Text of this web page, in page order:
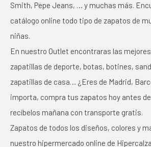
Smith, Pepe Jeans, … y muchas más.
catálogo online todo tipo de zapatos de
niñas.
En nuestro Outlet encontraras las
zapatillas de deporte, botas, botines,
zapatillas de casa… ¿Eres de Madrid,
importa, compra tus zapatos hoy antes
recíbelos mañana con transporte gratis.
Zapatos de todos los diseños, colores y
nuestro hipermercado online de